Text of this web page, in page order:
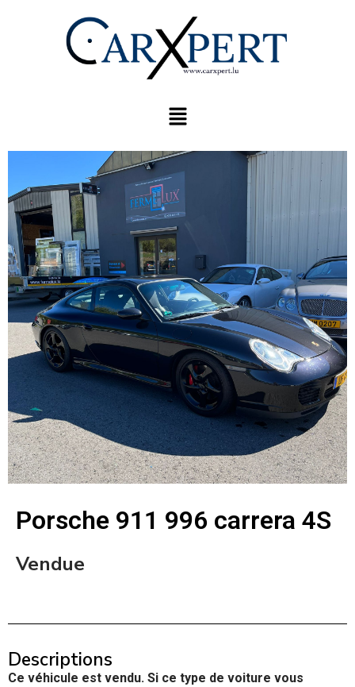
Porsche 911 996 carrera 4S
Vendue
Descriptions
Ce véhicule est vendu. Si ce type de voiture vous